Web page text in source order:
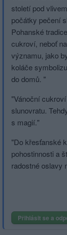
století pod
počátky pečení
Pohanské
cukroví, neboť
významu, jako
koláče
do domů. "
"Vánoční
slunovratu.
s magií."
"Do křesťanské
pohostinnosti a
radostné oslavy
Přihlásit se a